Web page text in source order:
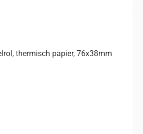
thermisch papier, 76x38mm